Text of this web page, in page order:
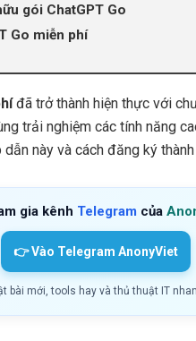
gói ChatGPT Go
Go miễn phí
đã trở thành hiện thực với
trải nghiệm các tính năng
này và cách đăng ký
gia kênh Telegram của
👉 Vào Telegram AnonyViet
bài mới, tools hay và thủ thuật IT